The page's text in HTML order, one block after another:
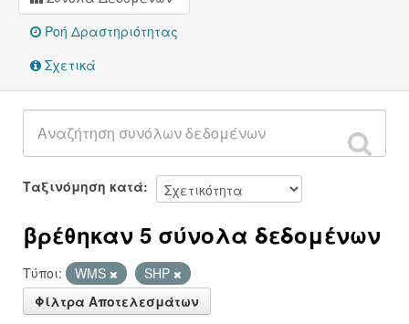
Ροή Δραστηριότητας
Σχετικά
Ταξινόμηση κατά
βρέθηκαν 5 σύνολα δεδομένων
Τύποι: WMS
SHP
Φίλτρα Αποτελεσμάτων